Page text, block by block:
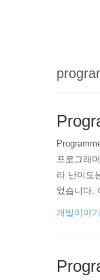
프로그래
라 난이도
었습니다.
양이와
개발이야